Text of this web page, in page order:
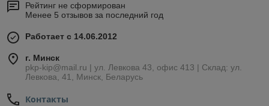
Рейтинг не сформирован
Менее 5 отзывов за последний год
Работает с 14.06.2012
г. Минск
pkp-kip@mail.ru | ул. Левкова 43, офис 413 | Склад: ул.
Левкова, 41, Минск, Беларусь
Контакты